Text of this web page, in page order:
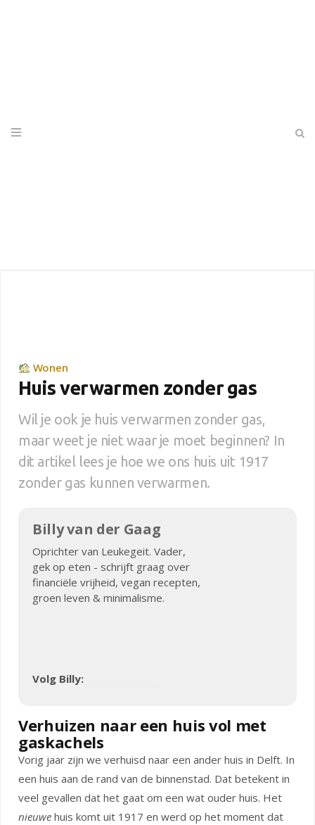
Wonen
Huis verwarmen zonder gas
Wil je ook je huis verwarmen zonder gas,
maar weet je niet waar je moet beginnen? In
dit artikel lees je hoe we ons huis uit 1917
zonder gas kunnen verwarmen.
Billy van der Gaag
Oprichter van Leukegeit. Vader,
gek op eten - schrijft graag over
financiële vrijheid, vegan recepten,
groen leven & minimalisme.
Volg Billy:
Verhuizen naar een huis vol met
gaskachels
Vorig jaar zijn we verhuisd naar een ander huis in Delft. In
een huis aan de rand van de binnenstad. Dat betekent in
veel gevallen dat het gaat om een wat ouder huis. Het
nieuwe huis komt uit 1917 en werd op het moment dat